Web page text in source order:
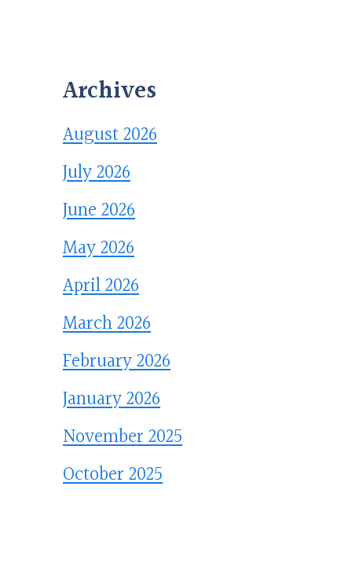
Archives
August 2026
July 2026
June 2026
May 2026
April 2026
March 2026
February 2026
January 2026
November 2025
October 2025